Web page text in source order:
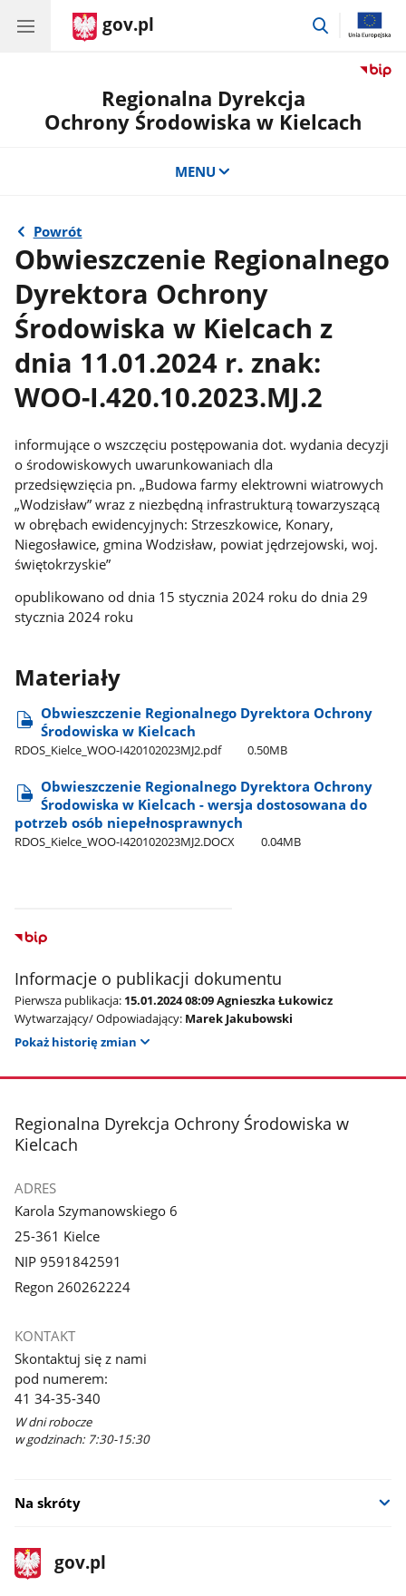
gov.pl
przejdź
Regionalna Dyrekcja
Ochrony Środowiska w Kielcach
MENU
Powrót
Obwieszczenie Regionalnego
Dyrektora Ochrony
Środowiska w Kielcach z
dnia 11.01.2024 r. znak:
WOO-I.420.10.2023.MJ.2
informujące o wszczęciu postępowania dot. wydania decyzji
o środowiskowych uwarunkowaniach dla
przedsięwzięcia pn. „Budowa farmy elektrowni wiatrowych
„Wodzisław” wraz z niezbędną infrastrukturą towarzyszącą
w obrębach ewidencyjnych: Strzeszkowice, Konary,
Niegosławice, gmina Wodzisław, powiat jędrzejowski, woj.
świętokrzyskie”
opublikowano od dnia 15 stycznia 2024 roku do dnia 29
stycznia 2024 roku
Materiały
Obwieszczenie Regionalnego Dyrektora Ochrony
Środowiska w Kielcach
RDOS​_Kielce​_WOO-I420102023MJ2.pdf 0.50MB
Obwieszczenie Regionalnego Dyrektora Ochrony
Środowiska w Kielcach - wersja dostosowana do
potrzeb osób niepełnosprawnych
RDOS​_Kielce​_WOO-I420102023MJ2.DOCX 0.04MB
Informacje o publikacji dokumentu
Pierwsza publikacja: 15.01.2024 08:09 Agnieszka Łukowicz
Wytwarzający/ Odpowiadający: Marek Jakubowski
Pokaż historię zmian
stopka
Regionalna Dyrekcja Ochrony Środowiska w
Kielcach
ADRES
Karola Szymanowskiego 6
25-361 Kielce
NIP 9591842591
Regon 260262224
KONTAKT
Skontaktuj się z nami
pod numerem:
41 34-35-340
W dni robocze
w godzinach: 7:30-15:30
Na skróty
stopka
gov.pl
Strona
gov.pl